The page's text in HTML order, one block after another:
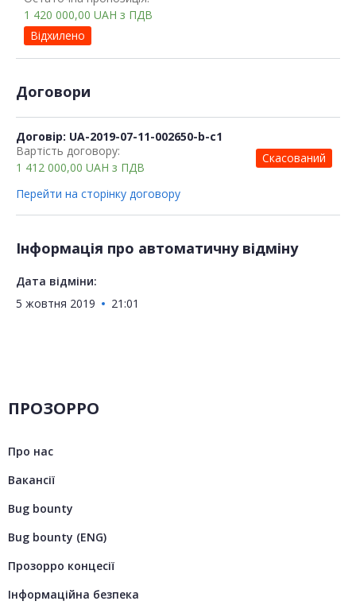
1 420 000,00 UAH з ПДВ
Відхилено
Договори
Договір: UA-2019-07-11-002650-b-c1
Вартість договору:
1 412 000,00 UAH з ПДВ
Скасований
Перейти на сторінку договору
Інформація про автоматичну відміну
Дата відміни:
5 жовтня 2019
21:01
ПРОЗОРРО
Про нас
Вакансії
Bug bounty
Bug bounty (ENG)
Прозорро концесії
Інформаційна безпека